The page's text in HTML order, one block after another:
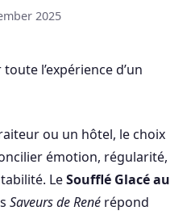
2025
l’expérience d’un
ou un hôtel, le choix
émotion, régularité,
LeSoufflé Glacé au
Saveurs de René répond